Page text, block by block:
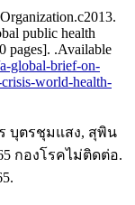
public health
pages]. .Available
global-brief-on-
world-health-
บุตรชุมแสง, สุพิน
กองโรคไม่ติดต่อ.